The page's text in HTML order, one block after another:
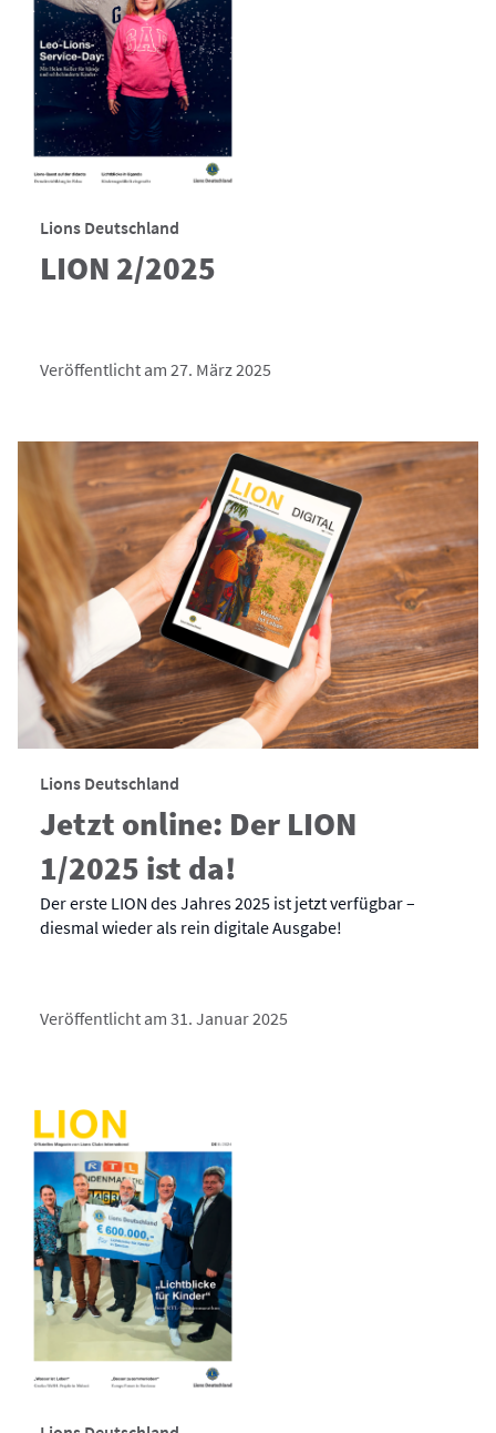
Lions Deutschland
LION 2/2025
Veröffentlicht am 27. März 2025
Lions Deutschland
Jetzt online: Der LION
1/2025 ist da!
Der erste LION des Jahres 2025 ist jetzt verfügbar –
diesmal wieder als rein digitale Ausgabe!
Veröffentlicht am 31. Januar 2025